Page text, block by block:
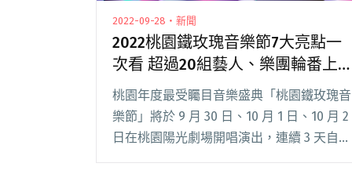
2022-09-28・新聞
2022桃園鐵玫瑰音樂節7大亮點一
次看 超過20組藝人、樂團輪番上
陣
桃園年度最受矚目音樂盛典「桃園鐵玫瑰音
樂節」將於 9 月 30 日、10 月 1 日、10 月 2
日在桃園陽光劇場開唱演出，連續 3 天自由
入場。今年音樂節陣容堅強，更安排許多驚